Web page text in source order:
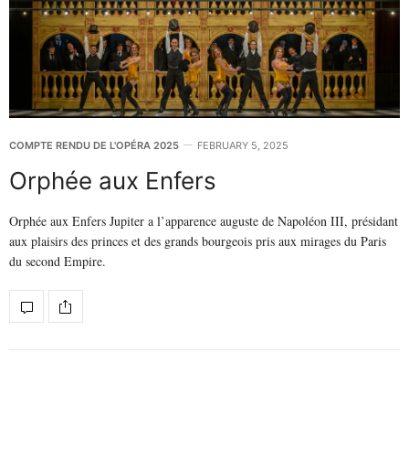
COMPTE RENDU DE L'OPÉRA 2025 FEBRUARY 5, 2025
Orphée aux Enfers
Orphée aux Enfers Jupiter a l’apparence auguste de Napoléon III, présidant
aux plaisirs des princes et des grands bourgeois pris aux mirages du Paris
du second Empire.